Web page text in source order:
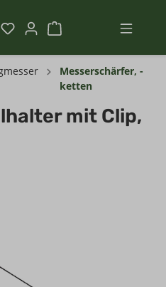
Messerschärfer, -
ketten
mit Clip,